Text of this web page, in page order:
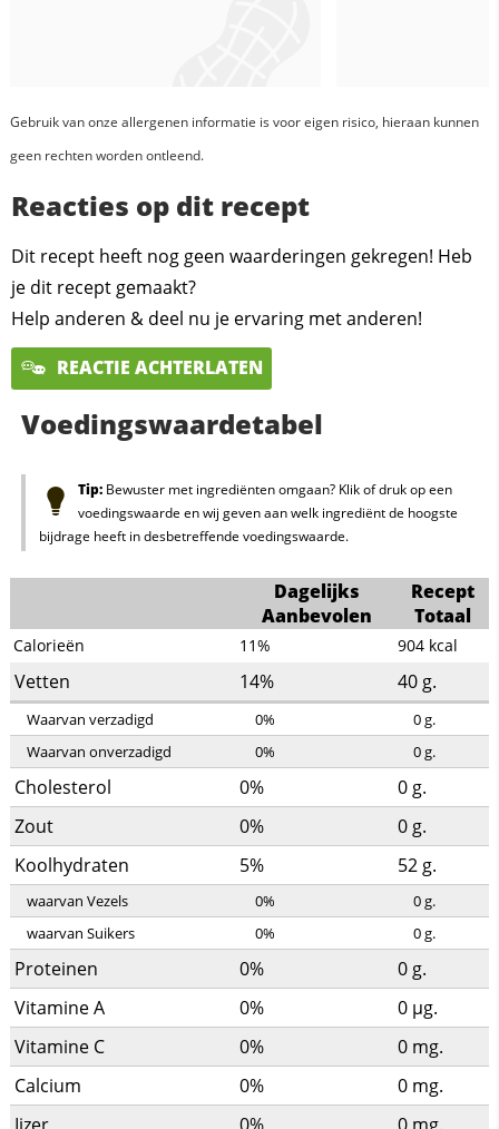
Gebruik van onze allergenen informatie is voor eigen risico, hieraan kunnen
geen rechten worden ontleend.
Reacties op dit recept
Dit recept heeft nog geen waarderingen gekregen! Heb
je dit recept gemaakt?
Help anderen & deel nu je ervaring met anderen!
REACTIE ACHTERLATEN
Voedingswaardetabel
Tip:Bewuster met ingrediënten omgaan? Klik of druk op een
voedingswaarde en wij geven aan welk ingrediënt de hoogste
bijdrage heeft in desbetreffende voedingswaarde.
Dagelijks
Aanbevolen
Recept
Totaal
Calorieën 11% 904 kcal
Vetten 14% 40 g.
Waarvan verzadigd 0% 0g.
Waarvan onverzadigd
0% 0g.
Cholesterol 0% 0 g.
Zout
0% 0 g.
Koolhydraten
5% 52 g.
waarvan Vezels 0% 0g.
waarvan Suikers
0% 0g.
Proteinen 0% 0 g.
Vitamine A
0% 0 µg.
Vitamine C
0% 0 mg.
Calcium
0% 0 mg.